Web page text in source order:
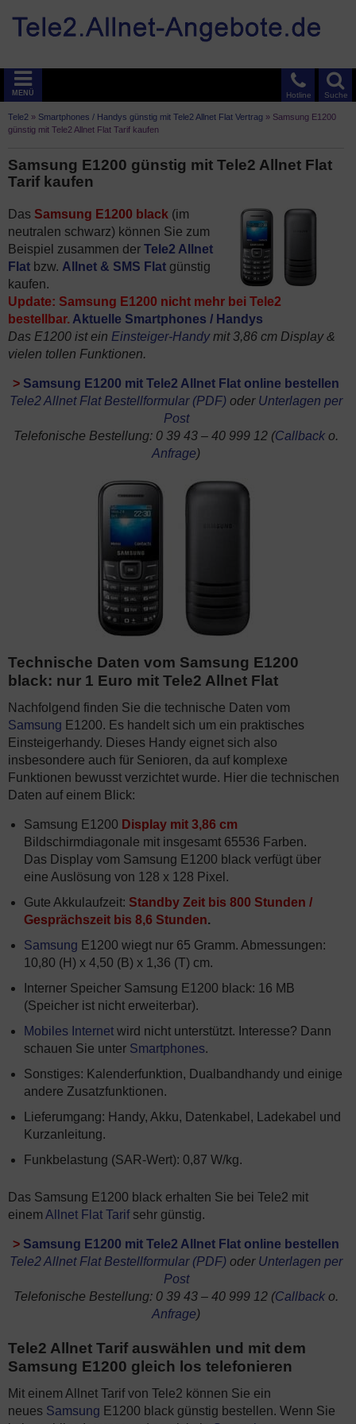
Suche
Hotline
MENÜ
Tele2 » Smartphones / Handys günstig mit Tele2 Allnet Flat Vertrag » Samsung E1200
günstig mit Tele2 Allnet Flat Tarif kaufen
Samsung E1200 günstig mit Tele2 Allnet Flat
Tarif kaufen
Das Samsung E1200 black (im
neutralen schwarz) können Sie zum
Beispiel zusammen der Tele2 Allnet
Flat bzw. Allnet & SMS Flat günstig
kaufen.
Update: Samsung E1200 nicht mehr bei Tele2
bestellbar. Aktuelle Smartphones / Handys
Das E1200 ist ein Einsteiger-Handymit 3,86 cm Display &
vielen tollen Funktionen.
> Samsung E1200 mit Tele2 Allnet Flat online bestellen
Tele2 Allnet Flat Bestellformular (PDF) oder Unterlagen per
Post
Telefonische Bestellung: 0 39 43 – 40 999 12 (Callback o.
Anfrage)
Technische Daten vom Samsung E1200
black: nur 1 Euro mit Tele2 Allnet Flat
Nachfolgend finden Sie die technische Daten vom
Samsung E1200. Es handelt sich um ein praktisches
Einsteigerhandy. Dieses Handy eignet sich also
insbesondere auch für Senioren, da auf komplexe
Funktionen bewusst verzichtet wurde. Hier die technischen
Daten auf einem Blick:
Samsung E1200 Display mit 3,86 cm
Bildschirmdiagonale mit insgesamt 65536 Farben.
Das Display vom Samsung E1200 black verfügt über
eine Auslösung von 128 x 128 Pixel.
Gute Akkulaufzeit: Standby Zeit bis 800 Stunden /
Gesprächszeit bis 8,6 Stunden.
Samsung E1200 wiegt nur 65 Gramm. Abmessungen:
10,80 (H) x 4,50 (B) x 1,36 (T) cm.
Interner Speicher Samsung E1200 black: 16 MB
(Speicher ist nicht erweiterbar).
Mobiles Internet wird nicht unterstützt. Interesse? Dann
schauen Sie unter Smartphones.
Sonstiges: Kalenderfunktion, Dualbandhandy und einige
andere Zusatzfunktionen.
Lieferumgang: Handy, Akku, Datenkabel, Ladekabel und
Kurzanleitung.
Funkbelastung (SAR-Wert): 0,87 W/kg.
Das Samsung E1200 black erhalten Sie bei Tele2 mit
einem Allnet Flat Tarifsehr günstig.
> Samsung E1200 mit Tele2 Allnet Flat online bestellen
Tele2 Allnet Flat Bestellformular (PDF) oder Unterlagen per
Post
Telefonische Bestellung: 0 39 43 – 40 999 12 (Callback o.
Anfrage)
Tele2 Allnet Tarif auswählen und mit dem
Samsung E1200 gleich los telefonieren
Mit einem Allnet Tarif von Tele2 können Sie ein
neues Samsung E1200 black günstig bestellen. Wenn Sie